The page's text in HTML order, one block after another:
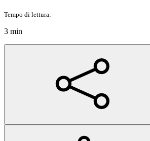
Tempo di lettura:
3 min